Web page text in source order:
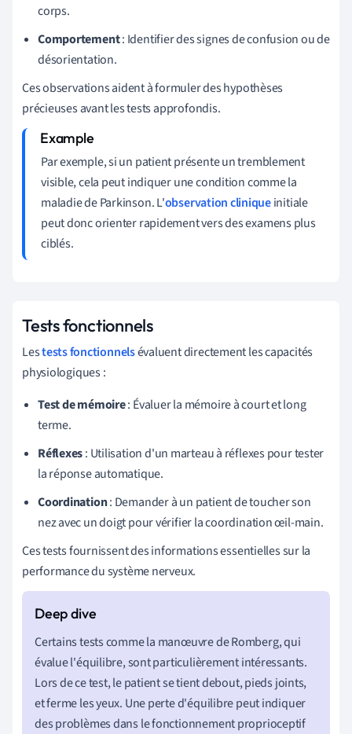
corps.
Comportement: Identifier des signes de confusion ou de
désorientation.
Ces observations aident à formuler des hypothèses
précieuses avant les tests approfondis.
Par exemple, si un patient présente un tremblement
visible, cela peut indiquer une condition comme la
maladie de Parkinson. L'observation cliniqueinitiale
peut donc orienter rapidement vers des examens plus
ciblés.
Tests fonctionnels
Lestests fonctionnelsévaluent directement les capacités
physiologiques :
Test de mémoire: Évaluer la mémoire à court et long
terme.
Réflexes: Utilisation d'un marteau à réflexes pour tester
la réponse automatique.
Coordination: Demander à un patient de toucher son
nez avec un doigt pour vérifier la coordination œil-main.
Ces tests fournissent des informations essentielles sur la
performance du système nerveux.
Certains tests comme la manœuvre de Romberg, qui
évalue l'équilibre, sont particulièrement intéressants.
Lors de ce test, le patient se tient debout, pieds joints,
et ferme les yeux. Une perte d'équilibre peut indiquer
des problèmes dans le fonctionnement proprioceptif